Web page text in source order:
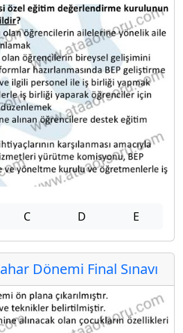
C D E
Dönemi Final Sınavı